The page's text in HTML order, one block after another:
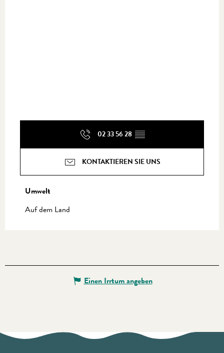
02 33 56 28 ▒▒
KONTAKTIEREN SIE UNS
Umwelt
Umwelt
Auf dem Land
Einen Irrtum angeben